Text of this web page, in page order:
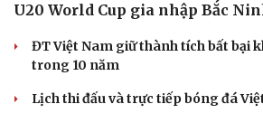
U20 World Cup gia nhập Bắc
ĐT Việt Nam giữ thành tích bất bại
trong 10 năm
Lịch thi đấu và trực tiếp bóng đá